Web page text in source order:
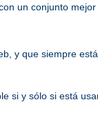
un conjunto mejor
y que siempre está
si y sólo si está